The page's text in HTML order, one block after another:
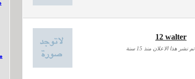
12 walter
تم نشر هذا الاعلان منذ 15 سنة